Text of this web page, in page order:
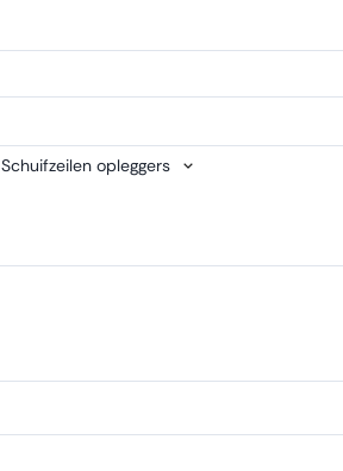
Schuifzeilen opleggers